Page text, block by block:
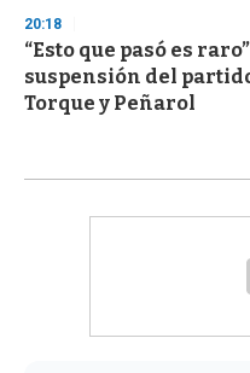
20:18
“Esto que pasó es
suspensión del
Torque y Peñarol